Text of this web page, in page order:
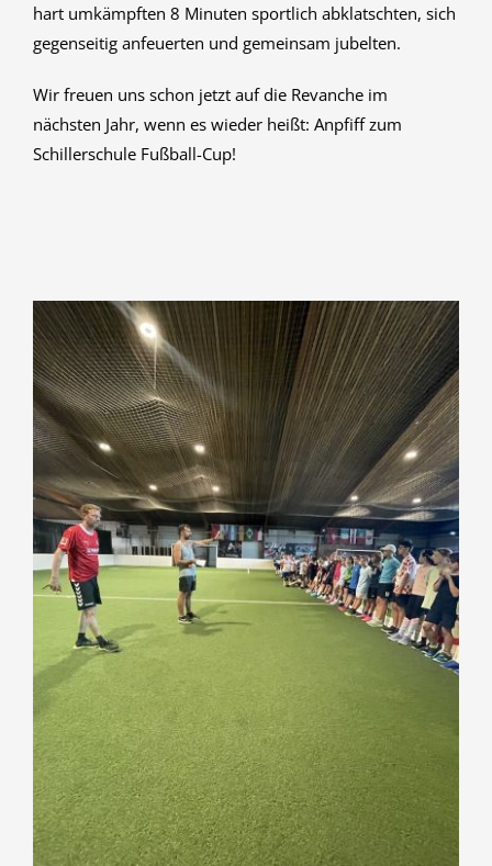
hart umkämpften 8 Minuten sportlich abklatschten, sich
gegenseitig anfeuerten und gemeinsam jubelten.
Wir freuen uns schon jetzt auf die Revanche im
nächsten Jahr, wenn es wieder heißt: Anpfiff zum
Schillerschule Fußball-Cup!